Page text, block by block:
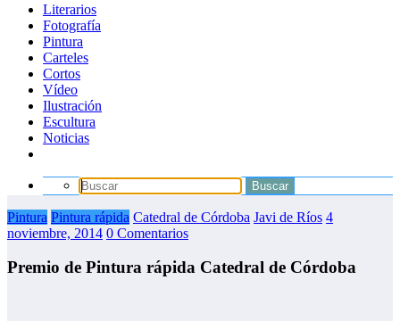
Literarios
Fotografía
Pintura
Carteles
Cortos
Vídeo
Ilustración
Escultura
Noticias
Pintura Pintura rápida Catedral de Córdoba Javi de Ríos 4
noviembre, 2014 0 Comentarios
Premio de Pintura rápida Catedral de Córdoba